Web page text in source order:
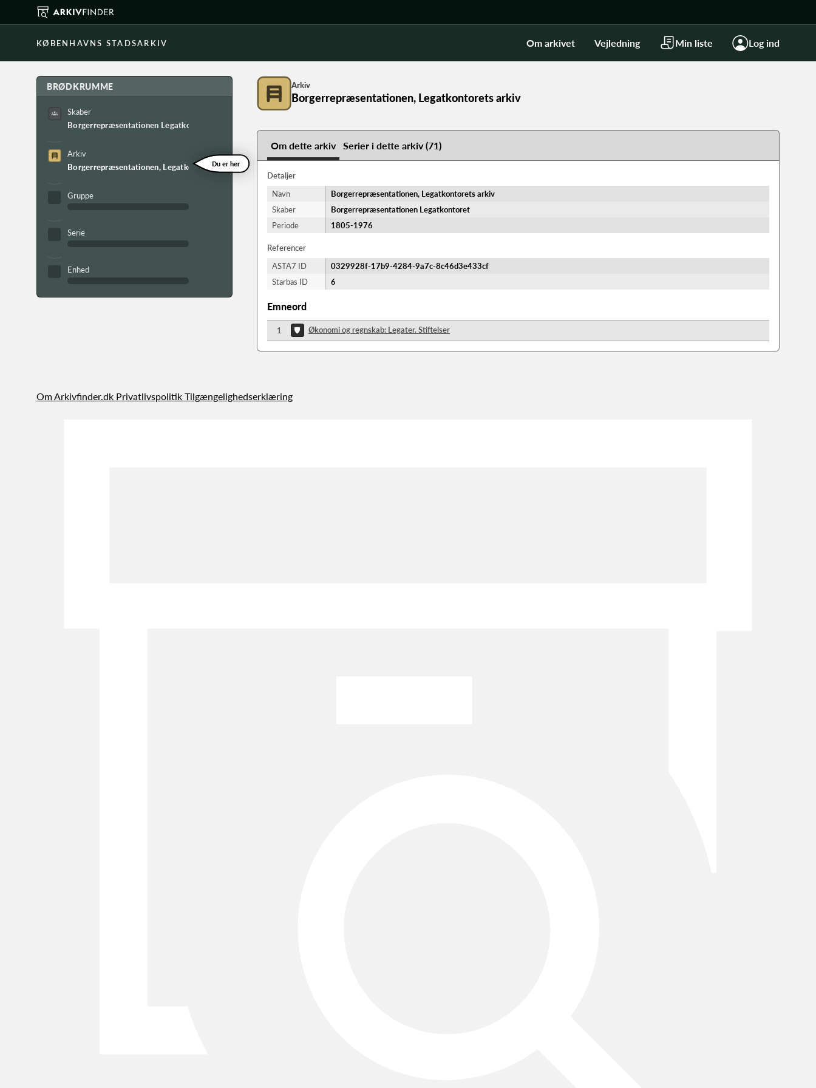
KØBENHAVNS STADSARKIV Om arkivet Vejledning Min liste Log ind
BRØDKRUMME
Skaber
Borgerrepræsentationen Legatkontoret
Arkiv
Borgerrepræsentationen, Legatkontorets arkiv
Du er her
Gruppe
Serie
Enhed
Arkiv
Borgerrepræsentationen, Legatkontorets arkiv
Om dette arkiv Serier i dette arkiv (71)
Detaljer
Navn
Borgerrepræsentationen, Legatkontorets arkiv
Skaber
Borgerrepræsentationen Legatkontoret
Periode
1805-​1976
Referencer
ASTA7 ID
0329928f-17b9-4284-9a7c-8c46d3e433cf
Starbas ID
6
Emneord
1 Økonomi og regnskab: Legater. Stiftelser
Om Arkivfinder.dk Privatlivspolitik Tilgængelighedserklæring